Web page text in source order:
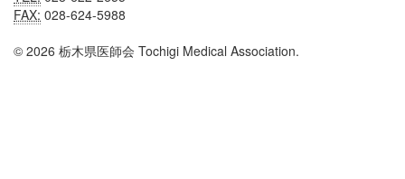
FAX: 028-624-5988
© 2026 栃木県医師会 Tochigi Medical Association.